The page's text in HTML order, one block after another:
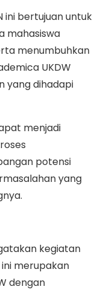
ini bertujuan untuk
mahasiswa
menumbuhkan
UKDW
yang dihadapi
menjadi
potensi
yang
kegiatan
ini merupakan
dengan